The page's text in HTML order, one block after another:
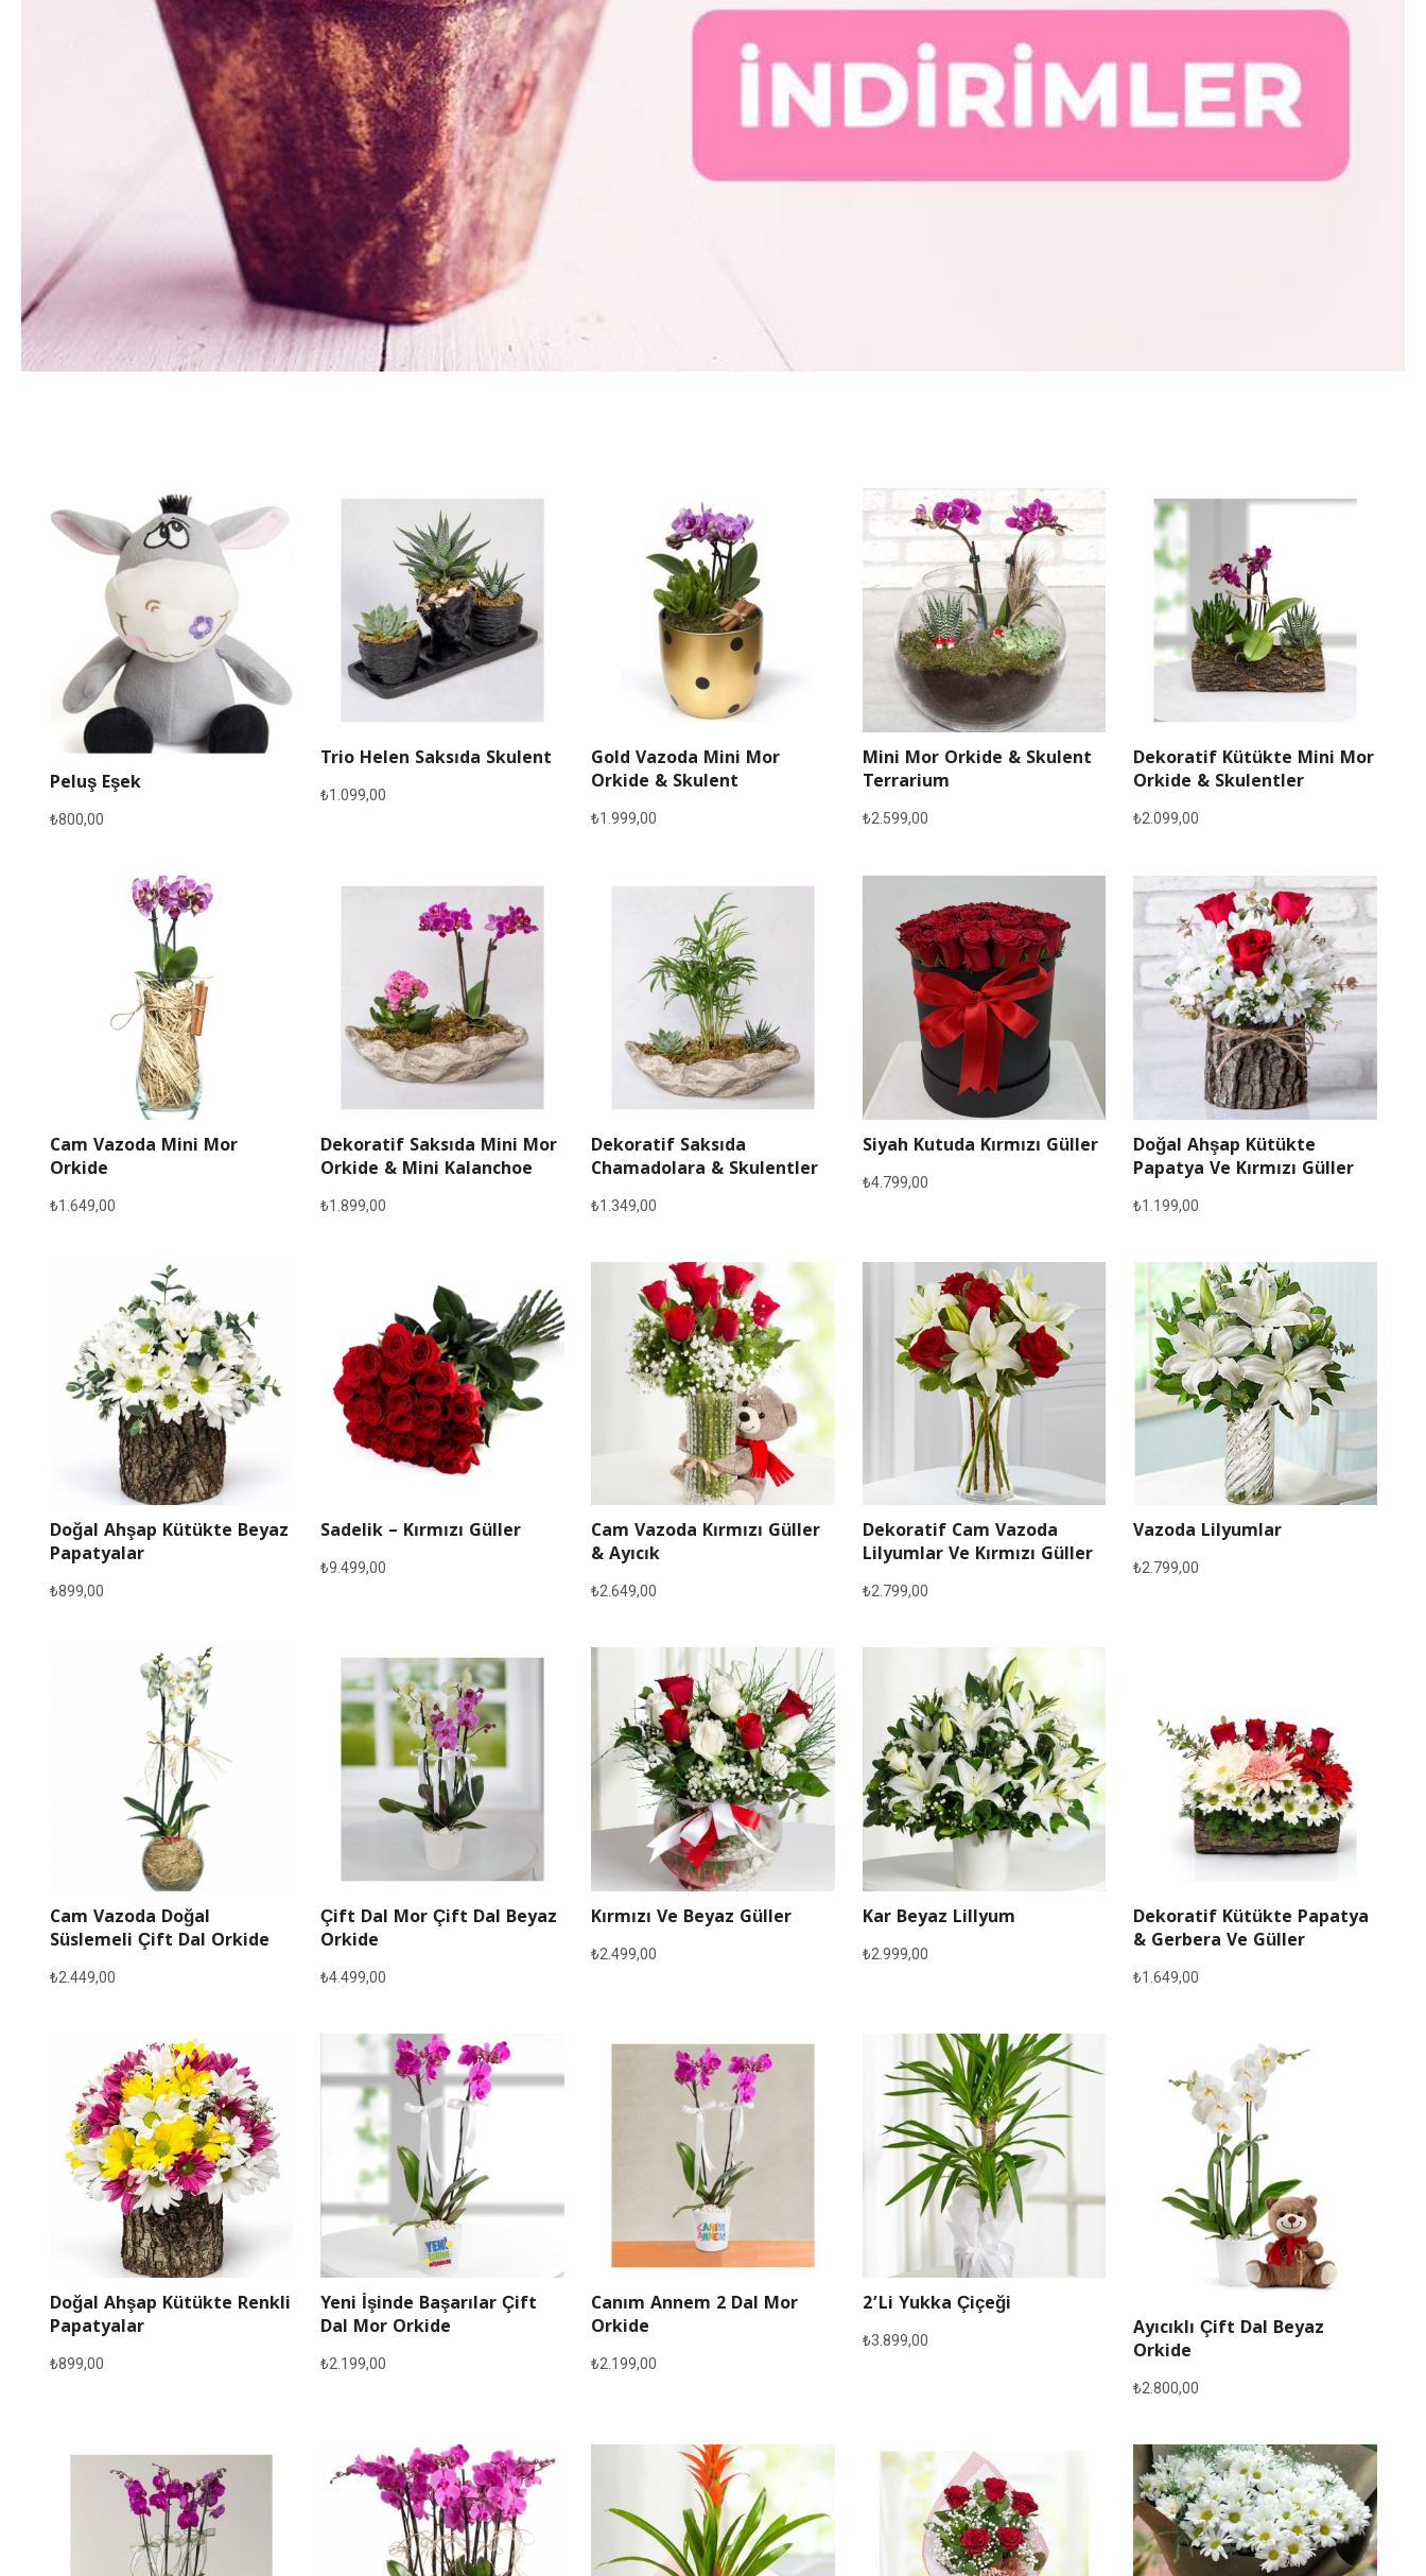
Peluş Eşek
₺800,00
Trio Helen Saksıda Skulent
₺1.099,00
Gold Vazoda Mini Mor
Orkide & Skulent
₺1.999,00
Mini Mor Orkide & Skulent
Terrarium
₺2.599,00
Dekoratif Kütükte Mini Mor
Orkide & Skulentler
₺2.099,00
Cam Vazoda Mini Mor
Orkide
₺1.649,00
Dekoratif Saksıda Mini Mor
Orkide & Mini Kalanchoe
₺1.899,00
Dekoratif Saksıda
Chamadolara & Skulentler
₺1.349,00
Siyah Kutuda Kırmızı Güller
₺4.799,00
Doğal Ahşap Kütükte
Papatya Ve Kırmızı Güller
₺1.199,00
Doğal Ahşap Kütükte Beyaz
Papatyalar
₺899,00
Sadelik – Kırmızı Güller
₺9.499,00
Cam Vazoda Kırmızı Güller
& Ayıcık
₺2.649,00
Dekoratif Cam Vazoda
Lilyumlar Ve Kırmızı Güller
₺2.799,00
Vazoda Lilyumlar
₺2.799,00
Cam Vazoda Doğal
Süslemeli Çift Dal Orkide
₺2.449,00
Çift Dal Mor Çift Dal Beyaz
Orkide
₺4.499,00
Kırmızı Ve Beyaz Güller
₺2.499,00
Kar Beyaz Lillyum
₺2.999,00
Dekoratif Kütükte Papatya
& Gerbera Ve Güller
₺1.649,00
Doğal Ahşap Kütükte Renkli
Papatyalar
₺899,00
Yeni İşinde Başarılar Çift
Dal Mor Orkide
₺2.199,00
Canım Annem 2 Dal Mor
Orkide
₺2.199,00
2’li Yukka Çiçeği
₺3.899,00
Ayıcıklı Çift Dal Beyaz
Orkide
₺2.800,00